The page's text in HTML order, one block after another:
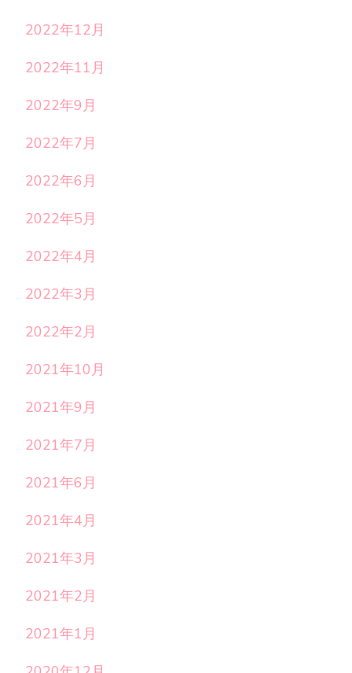
2022年12月
2022年11月
2022年9月
2022年7月
2022年6月
2022年5月
2022年4月
2022年3月
2022年2月
2021年10月
2021年9月
2021年7月
2021年6月
2021年4月
2021年3月
2021年2月
2021年1月